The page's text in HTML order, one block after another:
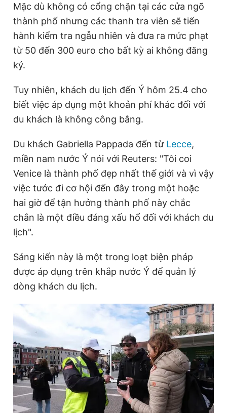
Mặc dù không có cổng chặn tại các cửa ngõ
thành phố nhưng các thanh tra viên sẽ tiến
hành kiểm tra ngẫu nhiên và đưa ra mức phạt
từ 50 đến 300 euro cho bất kỳ ai không đăng
ký.
Tuy nhiên, khách du lịch đến Ý hôm 25.4 cho
biết việc áp dụng một khoản phí khác đối với
du khách là không công bằng.
Du khách Gabriella Pappada đến từ Lecce,
miền nam nước Ý nói với Reuters: "Tôi coi
Venice là thành phố đẹp nhất thế giới và vì vậy
việc tước đi cơ hội đến đây trong một hoặc
hai giờ để tận hưởng thành phố này chắc
chắn là một điều đáng xấu hổ đối với khách du
lịch".
Sáng kiến này là một trong loạt biện pháp
được áp dụng trên khắp nước Ý để quản lý
dòng khách du lịch.